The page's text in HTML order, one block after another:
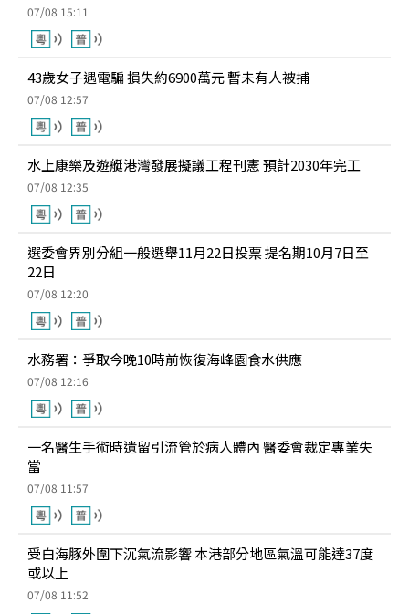
07/08 15:11
43歲女子遇電騙 損失約6900萬元 暫未有人被捕
07/08 12:57
水上康樂及遊艇港灣發展擬議工程刊憲 預計2030年完工
07/08 12:35
選委會界別分組一般選舉11月22日投票 提名期10月7日至
22日
07/08 12:20
水務署：爭取今晚10時前恢復海峰園食水供應
07/08 12:16
一名醫生手術時遺留引流管於病人體內 醫委會裁定專業失
當
07/08 11:57
受白海豚外圍下沉氣流影響 本港部分地區氣溫可能達37度
或以上
07/08 11:52